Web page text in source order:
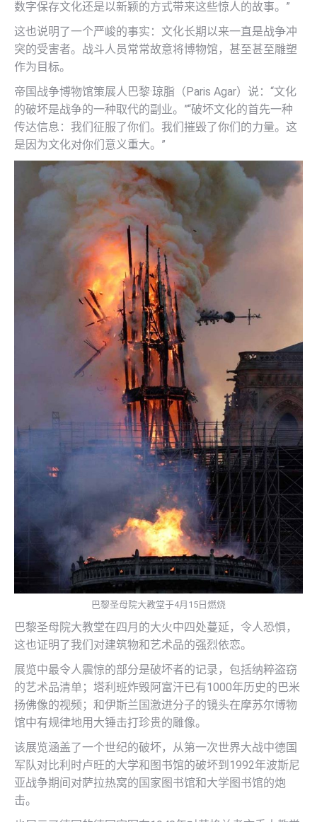
数字保存文化还是以新颖的方式带来这些惊人的故事。”
这也说明了一个严峻的事实：文化长期以来一直是战争冲
突的受害者。战斗人员常常故意将博物馆，甚至甚至雕塑
作为目标。
帝国战争博物馆策展人巴黎·琼脂（Paris Agar）说：“文化
的破坏是战争的一种取代的副业。”“破坏文化的首先一种
传达信息：我们征服了你们。我们摧毁了你们的力量。这
是因为文化对你们意义重大。”
巴黎圣母院大教堂于4月15日燃烧
巴黎圣母院大教堂在四月的大火中四处蔓延，令人恐惧，
这也证明了我们对建筑物和艺术品的强烈依恋。
展览中最令人震惊的部分是破坏者的记录，包括纳粹盗窃
的艺术品清单；塔利班炸毁阿富汗已有1000年历史的巴米
扬佛像的视频；和伊斯兰国激进分子的镜头在摩苏尔博物
馆中有规律地用大锤击打珍贵的雕像。
该展览涵盖了一个世纪的破坏，从第一次世界大战中德国
军队对比利时卢旺的大学和图书馆的破坏到1992年波斯尼
亚战争期间对萨拉热窝的国家图书馆和大学图书馆的炮
击。